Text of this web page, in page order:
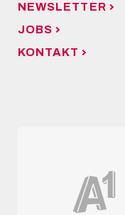
NEWSLETTER
JOBS
KONTAKT